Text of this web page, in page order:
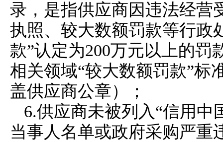
录，是指供应商因违法经营
执照、较大数额罚款等行政
款”认定为200万元以上的
相关领域“较大数额罚款”标
盖供应商公章）
；
6.供应商未被列入“信用中
当事人名单或政府采购严重